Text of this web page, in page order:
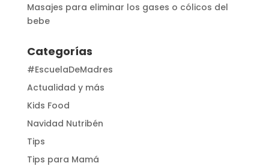
Masajes para eliminar los gases o cólicos del
bebe
Categorías
#EscuelaDeMadres
Actualidad y más
Kids Food
Navidad Nutribén
Tips
Tips para Mamá